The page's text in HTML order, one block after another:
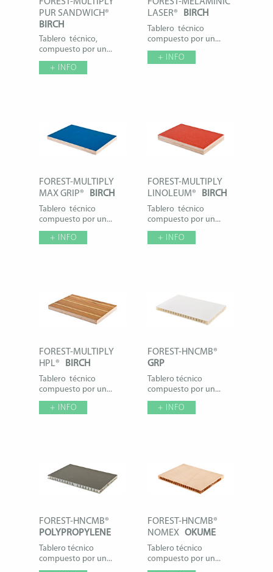
FOREST-MULTIPLY
PUR SANDWICH®
BIRCH
Tablero técnico,
compuesto por un...
+ INFO
FOREST-MELAMINIC
LASER® BIRCH
Tablero técnico
compuesto por un...
+ INFO
FOREST-MULTIPLY
MAX GRIP®
BIRCH
Tablero técnico
compuesto por un...
+ INFO
FOREST-MULTIPLY
LINOLEUM®
BIRCH
Tablero técnico
compuesto por un...
+ INFO
FOREST-MULTIPLY
HPL®
BIRCH
Tablero técnico
compuesto por un...
+ INFO
FOREST-HNCMB®
GRP
Tablero técnico
compuesto por un...
+ INFO
FOREST-HNCMB®
POLYPROPYLENE
Tablero técnico
compuesto por un...
FOREST-HNCMB®
NOMEX OKUME
Tablero técnico
compuesto por un...